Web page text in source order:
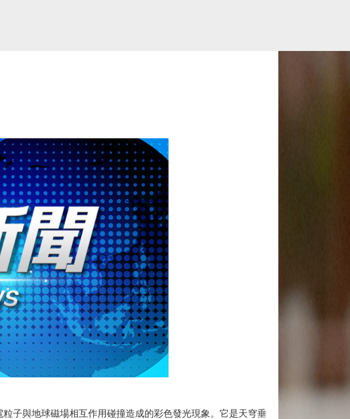
與地球磁場相互作用碰撞造成的彩色發光現象。它是天穹垂